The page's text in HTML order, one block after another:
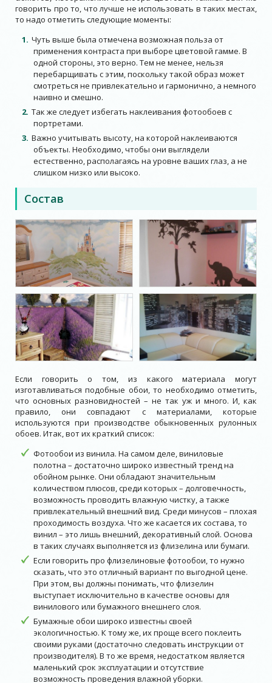
говорить про то, что лучше не использовать в таких местах,
то надо отметить следующие моменты:
Чуть выше была отмечена возможная польза от
применения контраста при выборе цветовой гамме. В
одной стороны, это верно. Тем не менее, нельзя
перебарщивать с этим, поскольку такой образ может
смотреться не привлекательно и гармонично, а немного
наивно и смешно.
Так же следует избегать наклеивания фотообоев с
портретами.
Важно учитывать высоту, на которой наклеиваются
объекты. Необходимо, чтобы они выглядели
естественно, располагаясь на уровне ваших глаз, а не
слишком низко или высоко.
Состав
Если говорить о том, из какого материала могут
изготавливаться подобные обои, то необходимо отметить,
что основных разновидностей – не так уж и много. И, как
правило, они совпадают с материалами, которые
используются при производстве обыкновенных рулонных
обоев. Итак, вот их краткий список:
Фотообои из винила. На самом деле, виниловые
полотна – достаточно широко известный тренд на
обойном рынке. Они обладают значительным
количеством плюсов, среди которых – долговечность,
возможность проводить влажную чистку, а также
привлекательный внешний вид. Среди минусов – плохая
проходимость воздуха. Что же касается их состава, то
винил – это лишь внешний, декоративный слой. Основа
в таких случаях выполняется из флизелина или бумаги.
Если говорить про флизелиновые фотообои, то нужно
сказать, что это отличный вариант по выгодной цене.
При этом, вы должны понимать, что флизелин
выступает исключительно в качестве основы для
винилового или бумажного внешнего слоя.
Бумажные обои широко известны своей
экологичностью. К тому же, их проще всего поклеить
своими руками (достаточно следовать инструкции от
производителя). В то же время, недостатком является
маленький срок эксплуатации и отсутствие
возможность проведения влажной уборки.